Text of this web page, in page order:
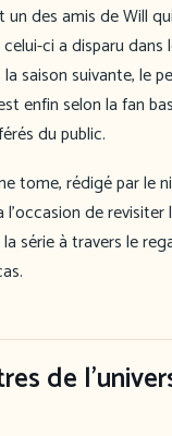
un des amis de Will
ci a disparu dans
la saison suivante, le
enfin selon la fan
du public.
tome, rédigé par le
de
série à travers le
de